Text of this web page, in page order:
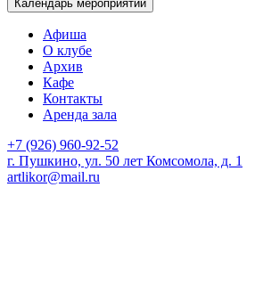
Календарь мероприятий
Афиша
О клубе
Архив
Кафе
Контакты
Аренда зала
+7 (926) 960-92-52
г. Пушкино, ул. 50 лет Комсомола, д. 1
artlikor@mail.ru